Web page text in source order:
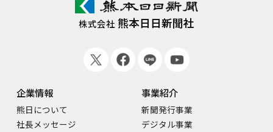
株式会社 熊本日日新聞社
企業情報
熊日について
社長メッセージ
事業紹介
新聞発行事業
デジタル事業